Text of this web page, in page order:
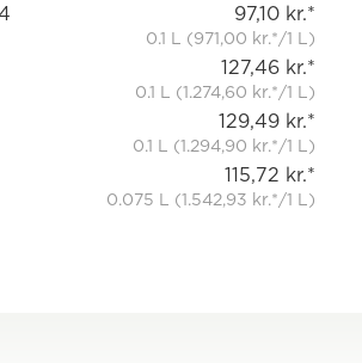
97,10 kr.*
0.1 L (971,00 kr.*/1 L)
127,46 kr.*
0.1 L (1.274,60 kr.*/1 L)
129,49 kr.*
0.1 L (1.294,90 kr.*/1 L)
115,72 kr.*
0.075 L (1.542,93 kr.*/1 L)